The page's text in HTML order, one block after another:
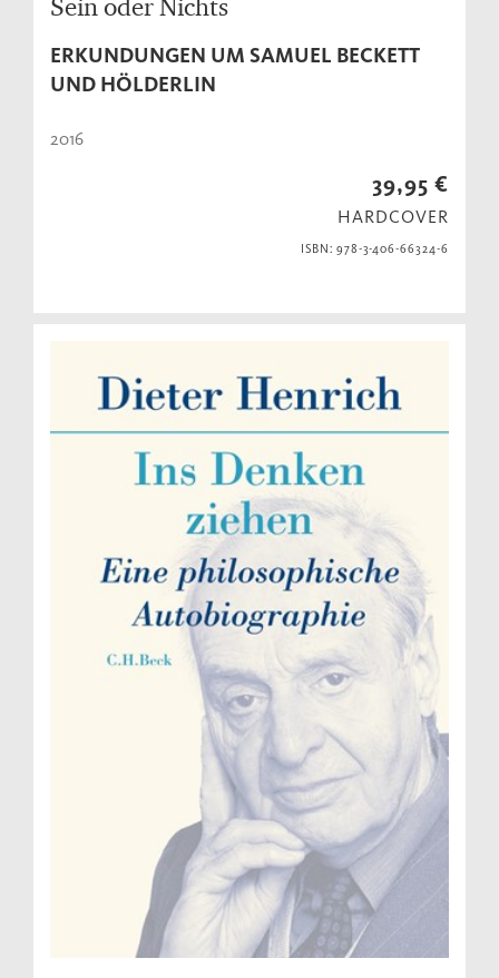
Sein oder Nichts
ERKUNDUNGEN UM SAMUEL BECKETT
UND HÖLDERLIN
2016
39,95 €
HARDCOVER
ISBN: 978-3-406-66324-6